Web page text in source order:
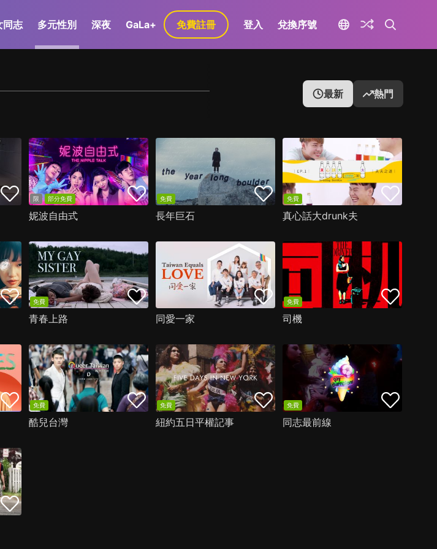
同志 多元性別 深夜 GaLa+ 免費註冊 登入 兌換序號
最新 熱門
限 部分免費
妮波自由式
免費
長年巨石
免費
真心話大drunk夫
免費
青春上路 同愛一家
免費
司機
免費
酷兒台灣
免費
紐約五日平權記事
免費
同志最前線